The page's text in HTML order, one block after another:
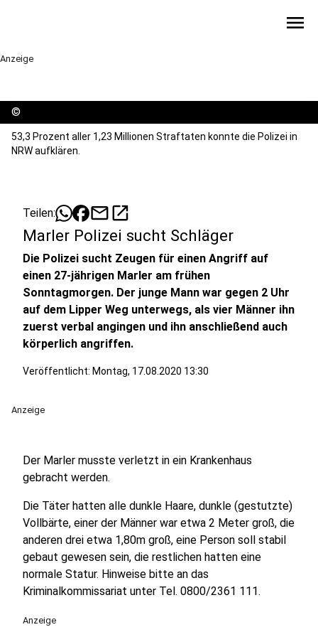
menu
Anzeige
©
53,3 Prozent aller 1,23 Millionen Straftaten konnte die Polizei in
NRW aufklären.
Teilen: mailopen_in_new
Marler Polizei sucht Schläger
Die Polizei sucht Zeugen für einen Angriff auf
einen 27-jährigen Marler am frühen
Sonntagmorgen. Der junge Mann war gegen 2 Uhr
auf dem Lipper Weg unterwegs, als vier Männer ihn
zuerst verbal angingen und ihn anschließend auch
körperlich angriffen.
Veröffentlicht: Montag, 17.08.2020 13:30
Anzeige
Der Marler musste verletzt in ein Krankenhaus
gebracht werden.
Die Täter hatten alle dunkle Haare, dunkle (gestutzte)
Vollbärte, einer der Männer war etwa 2 Meter groß, die
anderen drei etwa 1,80m groß, eine Person soll stabil
gebaut gewesen sein, die restlichen hatten eine
normale Statur. Hinweise bitte an das
Kriminalkommissariat unter Tel. 0800/2361 111.
Anzeige